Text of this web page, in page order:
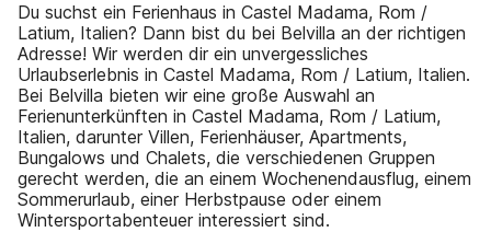
Du suchst ein Ferienhaus in Castel Madama, Rom /
Latium, Italien? Dann bist du bei Belvilla an der richtigen
Adresse! Wir werden dir ein unvergessliches
Urlaubserlebnis in Castel Madama, Rom / Latium, Italien.
Bei Belvilla bieten wir eine große Auswahl an
Ferienunterkünften in Castel Madama, Rom / Latium,
Italien, darunter Villen, Ferienhäuser, Apartments,
Bungalows und Chalets, die verschiedenen Gruppen
gerecht werden, die an einem Wochenendausflug, einem
Sommerurlaub, einer Herbstpause oder einem
Wintersportabenteuer interessiert sind.